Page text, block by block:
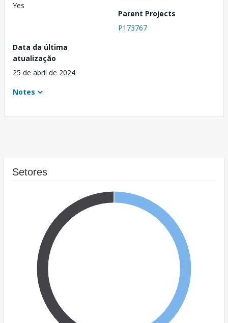
Yes
Parent Projects
P173767
Data da última
atualização
25 de abril de 2024
Notes
Setores